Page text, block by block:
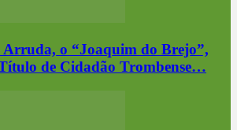
o “Joaquim do Brejo”,
de Cidadão Trombense…